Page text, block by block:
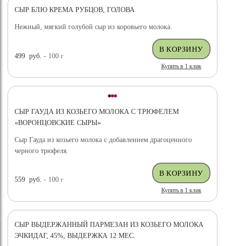
СЫР БЛЮ КРЕМА РУБЦОВ, ГОЛОВА
Нежный, мягкий голубой сыр из коровьего молока.
499 руб. - 100г
Купить в 1 клик
СЫР ГАУДА ИЗ КОЗЬЕГО МОЛОКА С ТРЮФЕЛЕМ
«ВОРОНЦОВСКИЕ СЫРЫ»
Сыр Гауда из козьего молока с добавлением драгоценного
черного трюфеля.
559 руб. - 100г
Купить в 1 клик
СЫР ВЫДЕРЖАННЫЙ ПАРМЕЗАН ИЗ КОЗЬЕГО МОЛОКА
ЭЧКИДАГ, 45%, ВЫДЕРЖКА 12 МЕС.